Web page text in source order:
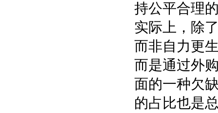
持公平合理
实际上，除
而非自力更
而是通过外
面的一种欠
的占比也是